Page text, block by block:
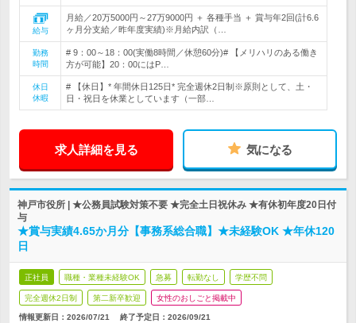
給与
月給／20万5000円～27万9000円 ＋ 各種手当 ＋ 賞与年2回(計6.6
ヶ月分支給／昨年度実績)※月給内訳（…
勤務
時間
# 9：00～18：00(実働8時間／休憩60分)# 【メリハリのある働き
方が可能】20：00にはP…
休日
休暇
# 【休日】* 年間休日125日* 完全週休2日制※原則として、土・
日・祝日を休業としています（一部…
求人詳細を見る 気になる
神戸市役所 | ★公務員試験対策不要 ★完全土日祝休み ★有休初年度20日付
与
★賞与実績4.65か月分【事務系総合職】★未経験OK ★年休120
日
正社員 職種・業種未経験OK 急募 転勤なし 学歴不問
完全週休2日制 第二新卒歓迎 女性のおしごと掲載中
情報更新日：2026/07/21 終了予定日： 2026/09/21